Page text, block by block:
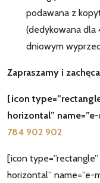
podawana z
(dedykowana dla
dniowym
Zapraszamy i
[icon
horizontal”
784 902 902
[icon
horizontal” name=”e-